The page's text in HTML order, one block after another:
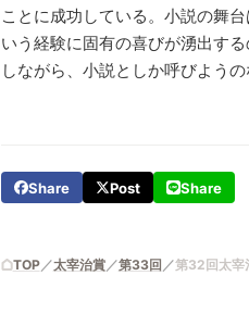
ことに成功している。小説の舞
いう経験に固有の喜びが湧出す
しながら、小説としか呼びよう
Share Post Share
TOP 太宰治賞 第33回 第32回太宰